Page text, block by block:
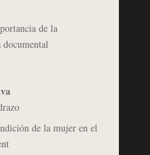
de la
de la mujer en el